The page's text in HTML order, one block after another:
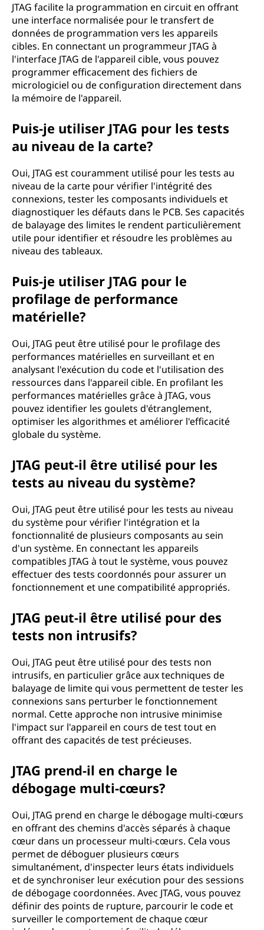
JTAG facilite la programmation en circuit en offrant
une interface normalisée pour le transfert de
données de programmation vers les appareils
cibles. En connectant un programmeur JTAG à
l'interface JTAG de l'appareil cible, vous pouvez
programmer efficacement des fichiers de
micrologiciel ou de configuration directement dans
la mémoire de l'appareil.
Puis-je utiliser JTAG pour les tests
au niveau de la carte?
Oui, JTAG est couramment utilisé pour les tests au
niveau de la carte pour vérifier l'intégrité des
connexions, tester les composants individuels et
diagnostiquer les défauts dans le PCB. Ses capacités
de balayage des limites le rendent particulièrement
utile pour identifier et résoudre les problèmes au
niveau des tableaux.
Puis-je utiliser JTAG pour le
profilage de performance
matérielle?
Oui, JTAG peut être utilisé pour le profilage des
performances matérielles en surveillant et en
analysant l'exécution du code et l'utilisation des
ressources dans l'appareil cible. En profilant les
performances matérielles grâce à JTAG, vous
pouvez identifier les goulets d'étranglement,
optimiser les algorithmes et améliorer l'efficacité
globale du système.
JTAG peut-il être utilisé pour les
tests au niveau du système?
Oui, JTAG peut être utilisé pour les tests au niveau
du système pour vérifier l'intégration et la
fonctionnalité de plusieurs composants au sein
d'un système. En connectant les appareils
compatibles JTAG à tout le système, vous pouvez
effectuer des tests coordonnés pour assurer un
fonctionnement et une compatibilité appropriés.
JTAG peut-il être utilisé pour des
tests non intrusifs?
Oui, JTAG peut être utilisé pour des tests non
intrusifs, en particulier grâce aux techniques de
balayage de limite qui vous permettent de tester les
connexions sans perturber le fonctionnement
normal. Cette approche non intrusive minimise
l'impact sur l'appareil en cours de test tout en
offrant des capacités de test précieuses.
JTAG prend-il en charge le
débogage multi-cœurs?
Oui, JTAG prend en charge le débogage multi-cœurs
en offrant des chemins d'accès séparés à chaque
cœur dans un processeur multi-cœurs. Cela vous
permet de déboguer plusieurs cœurs
simultanément, d'inspecter leurs états individuels
et de synchroniser leur exécution pour des sessions
de débogage coordonnées. Avec JTAG, vous pouvez
définir des points de rupture, parcourir le code et
surveiller le comportement de chaque cœur